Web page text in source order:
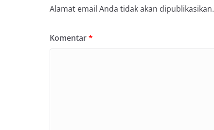
Alamat email Anda tidak akan dipublikasikan.
Komentar*